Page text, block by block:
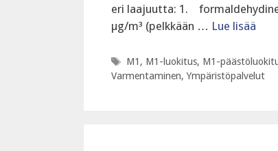
eri laajuutta: 1.
µg/m³ (pelkkään … Lue lisää
Avainsanat
M1 , M1-luokitus, M1-
Varmentaminen,Ympäristöpalvelut